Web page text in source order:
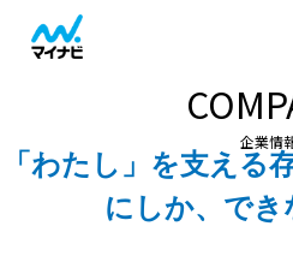
企業情
「わたし」を⽀える
にしか、でき